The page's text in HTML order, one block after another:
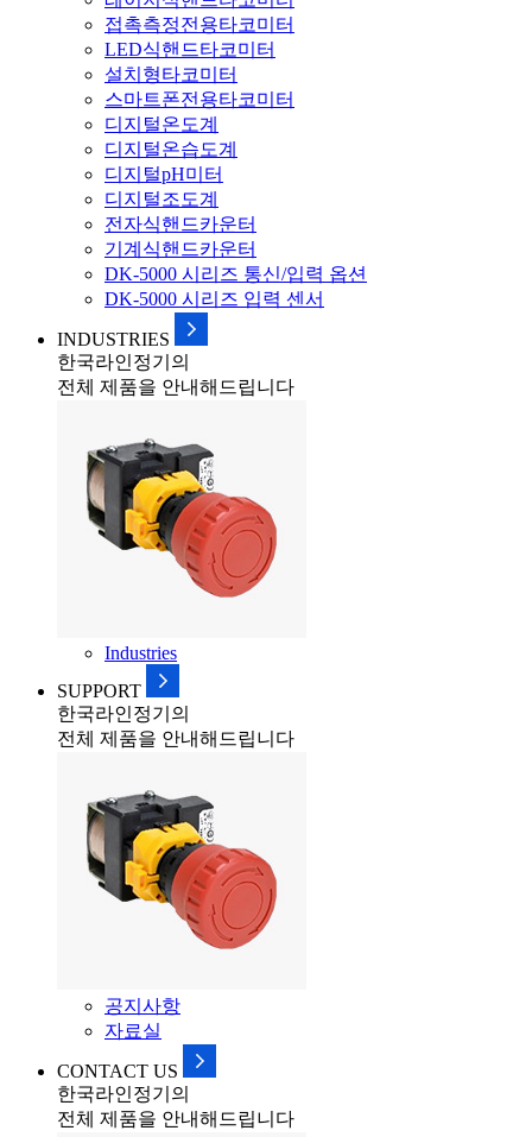
접촉측정전용타코미터
LED식핸드타코미터
설치형타코미터
스마트폰전용타코미터
디지털온도계
디지털온습도계
디지털pH미터
디지털조도계
전자식핸드카운터
기계식핸드카운터
DK-5000 시리즈 통신/입력 옵션
DK-5000 시리즈 입력 센서
INDUSTRIES
한국라인정기의
전체 제품을 안내해드립니다
Industries
SUPPORT
한국라인정기의
전체 제품을 안내해드립니다
공지사항
자료실
CONTACT US
한국라인정기의
전체 제품을 안내해드립니다